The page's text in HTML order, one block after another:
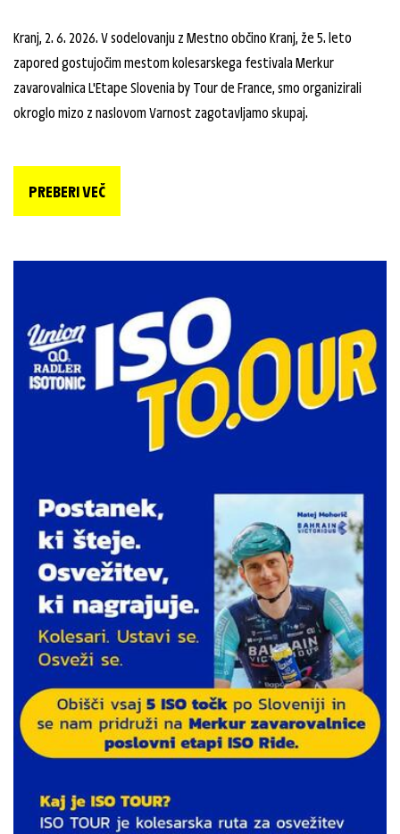
Kranj, 2. 6. 2026. V sodelovanju z Mestno občino Kranj, že 5. leto
zapored gostujočim mestom kolesarskega festivala Merkur
zavarovalnica L'Etape Slovenia by Tour de France, smo organizirali
okroglo mizo z naslovom Varnost zagotavljamo skupaj.
PREBERI VEČ